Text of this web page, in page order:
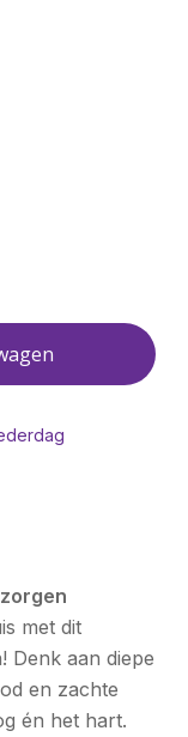
met dit
Denk aan diepe
en zachte
én het hart.